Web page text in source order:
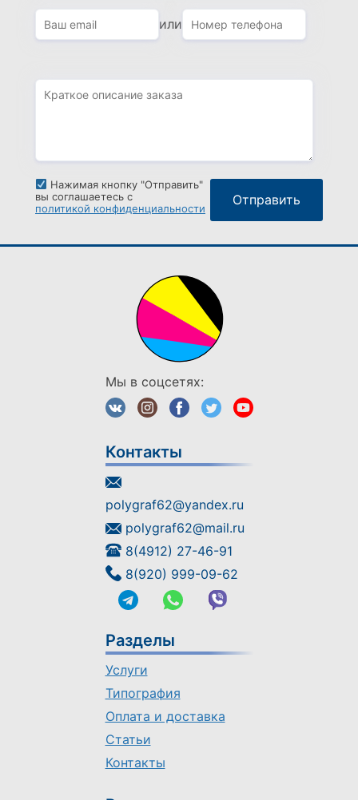
или
Нажимая кнопку "Отправить"
вы соглашаетесь с
политикой конфиденциальности
Мы в соцсетях:
Контакты
polygraf62@yandex.ru
polygraf62@mail.ru
8(4912) 27-46-91
8(920) 999-09-62
Разделы
Услуги
Типография
Оплата и доставка
Статьи
Контакты